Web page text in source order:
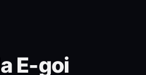
E-goi